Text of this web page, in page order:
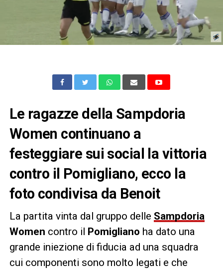
Le ragazze della Sampdoria
Women continuano a
festeggiare sui social la vittoria
contro il Pomigliano, ecco la
foto condivisa da Benoit
La partita vinta dal gruppo delle Sampdoria
Women contro il Pomigliano ha dato una
grande iniezione di fiducia ad una squadra
cui componenti sono molto legati e che